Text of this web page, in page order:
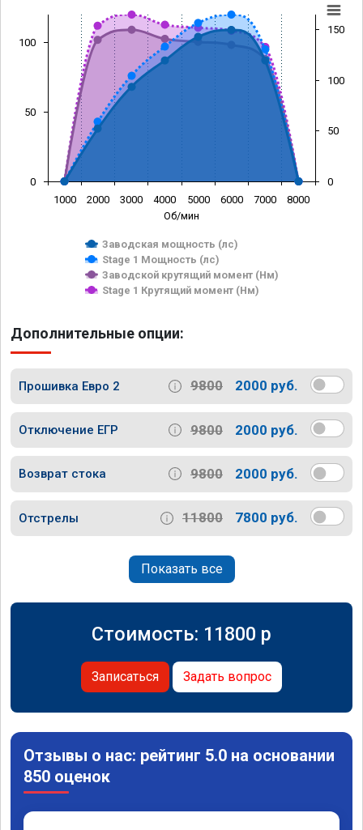
Об/мин
Заводская мощность (лс)
Stage 1 Мощность (лс)
Заводской крутящий момент (Нм)
Stage 1 Крутящий момент (Нм)
1000 2000 3000 4000 5000 6000 7000 8000
0
50
100
0
50
100
150
Дополнительные опции:
Прошивка Евро 2 9800 2000 руб.
Отключение ЕГР 9800 2000 руб.
Возврат стока 9800 2000 руб.
Отстрелы 11800 7800 руб.
Показать все
Стоимость: 11800 p
Записаться Задать вопрос
Отзывы о нас: рейтинг 5.0 на основании
850 оценок